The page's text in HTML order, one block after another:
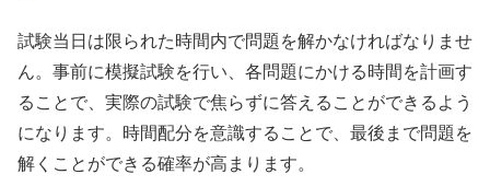
試験当日は限られた時間内で問題を解かなければなりませ
ん。事前に模擬試験を行い、各問題にかける時間を計画す
ることで、実際の試験で焦らずに答えることができるよう
になります。時間配分を意識することで、最後まで問題を
解くことができる確率が高まります。